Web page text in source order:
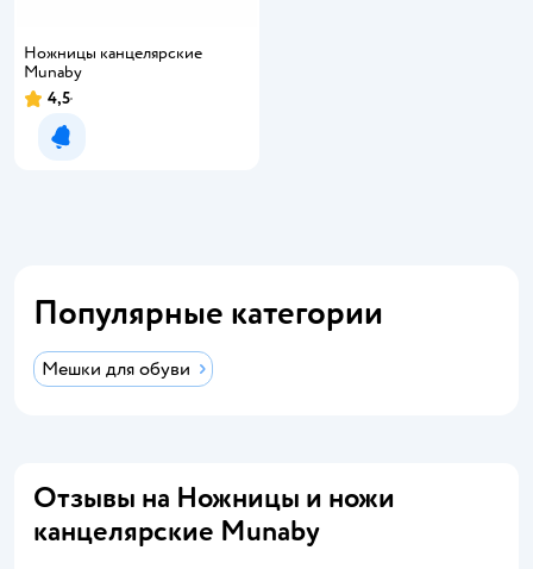
Ножницы канцелярские
Munaby
4,5
Уведомить о появлении
Популярные категории
Мешки для обуви
Отзывы на Ножницы и ножи
канцелярские Munaby